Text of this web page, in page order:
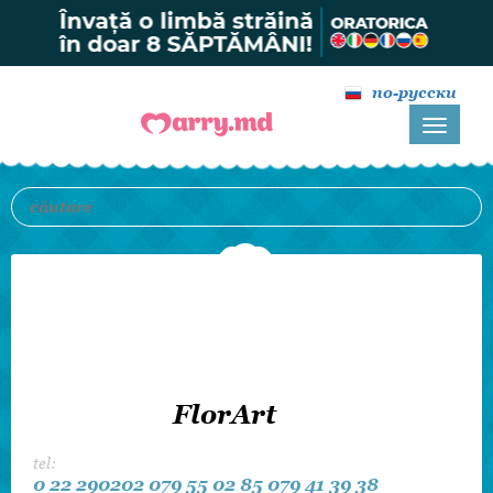
по-русски
FlorArt
tel:
0 22 290202 079 55 02 85 079 41 39 38